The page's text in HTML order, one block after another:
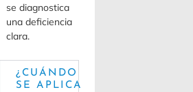
se diagnostica
una deficiencia
clara.
¿CUÁNDO
SE APLICA